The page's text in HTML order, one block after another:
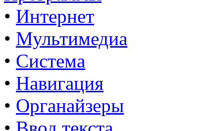
• Интернет
• Мультимедиа
• Система
• Навигация
• Органайзеры